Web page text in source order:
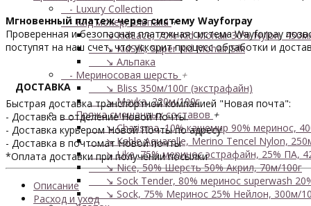
- Luxury Collection
- Кид мохер, альпака+
↘ KidLace, 70% Kid Mohair 30% Nylon,
↘ KidSilk, Super Kid Mohair Silk
↘ Альпака
- Мериносовая шерсть +
↘ Bliss 350м/100г (экстрафайн)
↘ Mavka, 220м/100г
- Пряжа смешанных составов +
↘ Charisma, 10% кашемир 90% меринос,
↘ Kable Aquarelle, Merino Tencel Nylon,
↘ Like, 75% меринос эстрафайн, 25% ПА,
↘ Nice, 50% Шерсть 50% Акрил, 70м/100г
↘ Sock Tender, 80% меринос superwash
↘ Sock, 75% Меринос 25% Нейлон, 300м/
Мгновенный платеж через систему Wayforpay
Проверенная и безопасная платежная система Wayforpay
поступят на наш счет, что ускорит процесс обработки и
ДОСТАВКА
Быстрая доставка транспортной компанией "Новая почта":
- Доставка в отделение Новой Почты.
- Доставка курьером Новой Почты по адресу
- Доставка в почтомат Новой почты
*Оплата доставки при получении посылки
Описание
Расход и уход